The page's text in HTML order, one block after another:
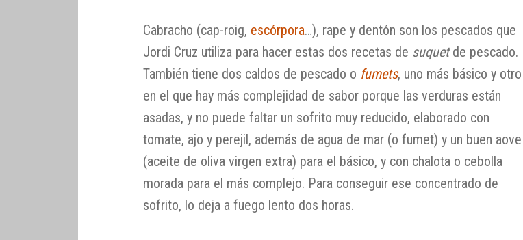
Cabracho (cap-roig, escórpora…), rape y dentón son los pescados que
Jordi Cruz utiliza para hacer estas dos recetas de suquetde pescado.
También tiene dos caldos de pescado o fumets, uno más básico y otro
en el que hay más complejidad de sabor porque las verduras están
asadas, y no puede faltar un sofrito muy reducido, elaborado con
tomate, ajo y perejil, además de agua de mar (o fumet) y un buen aove
(aceite de oliva virgen extra) para el básico, y con chalota o cebolla
morada para el más complejo. Para conseguir ese concentrado de
sofrito, lo deja a fuego lento dos horas.